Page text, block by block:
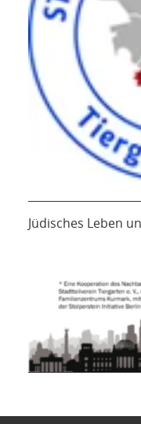
Jüdisches Leben